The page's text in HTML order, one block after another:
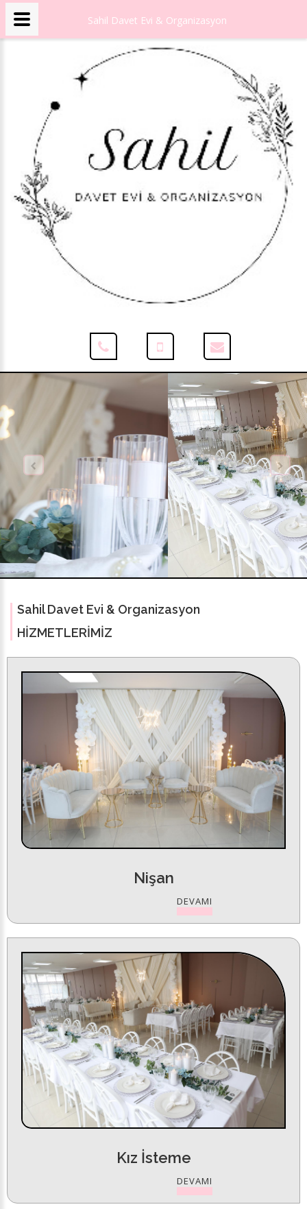
Previous Next
Sahil Davet Evi & Organizasyon
HIZMETLERIMIZ
Nişan
DEVAMI
Kız İsteme
DEVAMI
Sahil Davet Evi & Organizasyon